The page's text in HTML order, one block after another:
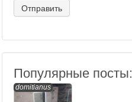
Популярные посты:
domitianus